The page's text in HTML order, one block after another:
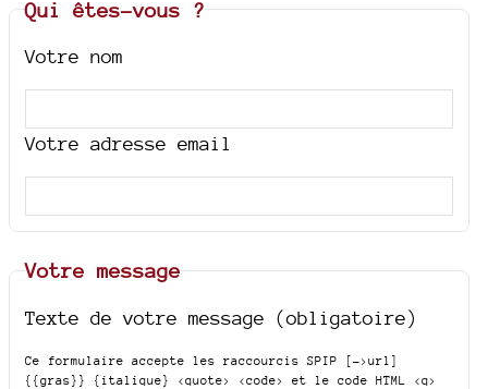
Qui êtes-vous ?
Votre nom
Votre adresse email
Votre message
Texte de votre message (obligatoire)
Ce formulaire accepte les raccourcis SPIP
[->url]
{{gras}} {italique} <quote> <code>
et le code HTML <q>